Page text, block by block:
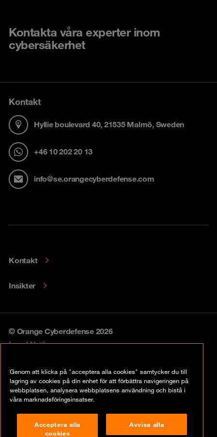
Kontakta våra experter inom
cybersäkerhet
Kontakt
Hyllie boulevard 40, 21535 Malmö, Sweden
+46 10 202 20 13
info@se.orangecyberdefense.com
Kontakt
Insikter
© Orange Cyberdefense 2026
Legal Notice
Vulnerability policy
Compliance
Genom att klicka på "acceptera alla cookies" samtycker du till
lagring av cookies på din enhet för att förbättra navigeringen på
webbplatsen, analysera webbplatsens användning och bistå i
våra marknadsföringsinsatser.
Acceptera alla
cookies
Avvisa alla